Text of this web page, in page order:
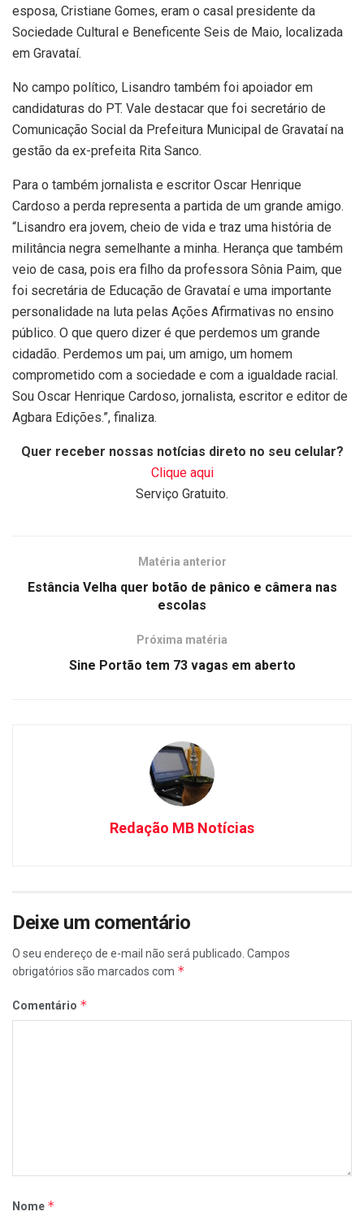
esposa, Cristiane Gomes, eram o casal presidente da
Sociedade Cultural e Beneficente Seis de Maio, localizada
em Gravataí.
No campo político, Lisandro também foi apoiador em
candidaturas do PT. Vale destacar que foi secretário de
Comunicação Social da Prefeitura Municipal de Gravataí na
gestão da ex-prefeita Rita Sanco.
Para o também jornalista e escritor Oscar Henrique
Cardoso a perda representa a partida de um grande amigo.
“Lisandro era jovem, cheio de vida e traz uma história de
militância negra semelhante a minha. Herança que também
veio de casa, pois era filho da professora Sônia Paim, que
foi secretária de Educação de Gravataí e uma importante
personalidade na luta pelas Ações Afirmativas no ensino
público. O que quero dizer é que perdemos um grande
cidadão. Perdemos um pai, um amigo, um homem
comprometido com a sociedade e com a igualdade racial.
Sou Oscar Henrique Cardoso, jornalista, escritor e editor de
Agbara Edições.”, finaliza.
Quer receber nossas notícias direto no seu celular?
Clique aqui
Serviço Gratuito.
Matéria anterior
Estância Velha quer botão de pânico e câmera nas
escolas
Próxima matéria
Sine Portão tem 73 vagas em aberto
Redação MB Notícias
Deixe um comentário
O seu endereço de e-mail não será publicado. Campos
obrigatórios são marcados com *
Comentário *
Nome *